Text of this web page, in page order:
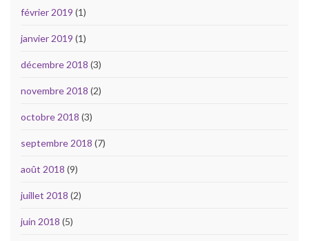
février 2019 (1)
janvier 2019 (1)
décembre 2018 (3)
novembre 2018 (2)
octobre 2018 (3)
septembre 2018 (7)
août 2018 (9)
juillet 2018 (2)
juin 2018 (5)